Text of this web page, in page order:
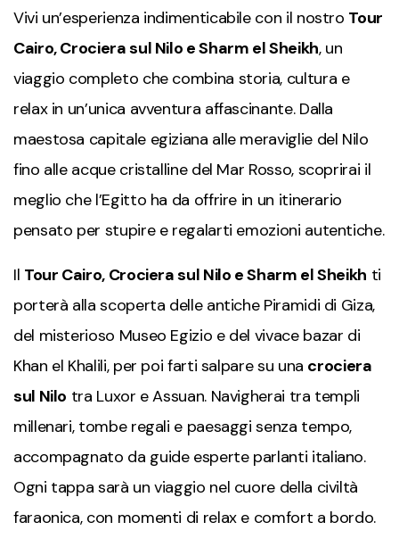
Vivi un’esperienza indimenticabile con il nostro Tour
Cairo, Crociera sul Nilo e Sharm el Sheikh, un
viaggio completo che combina storia, cultura e
relax in un’unica avventura affascinante. Dalla
maestosa capitale egiziana alle meraviglie del Nilo
fino alle acque cristalline del Mar Rosso, scoprirai il
meglio che l’Egitto ha da offrire in un itinerario
pensato per stupire e regalarti emozioni autentiche.
Il Tour Cairo, Crociera sul Nilo e Sharm el Sheikh ti
porterà alla scoperta delle antiche Piramidi di Giza,
del misterioso Museo Egizio e del vivace bazar di
Khan el Khalili, per poi farti salpare su una crociera
sul Nilo tra Luxor e Assuan. Navigherai tra templi
millenari, tombe regali e paesaggi senza tempo,
accompagnato da guide esperte parlanti italiano.
Ogni tappa sarà un viaggio nel cuore della civiltà
faraonica, con momenti di relax e comfort a bordo.